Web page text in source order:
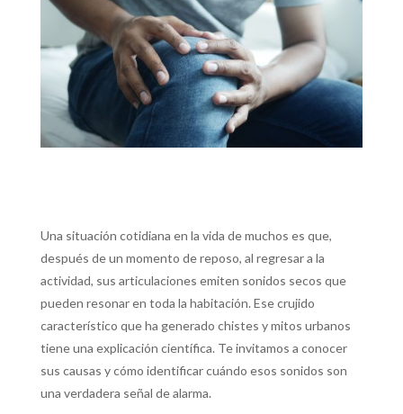
Una situación cotidiana en la vida de muchos es que,
después de un momento de reposo, al regresar a la
actividad, sus articulaciones emiten sonidos secos que
pueden resonar en toda la habitación. Ese crujido
característico que ha generado chistes y mitos urbanos
tiene una explicación científica. Te invitamos a conocer
sus causas y cómo identificar cuándo esos sonidos son
una verdadera señal de alarma.